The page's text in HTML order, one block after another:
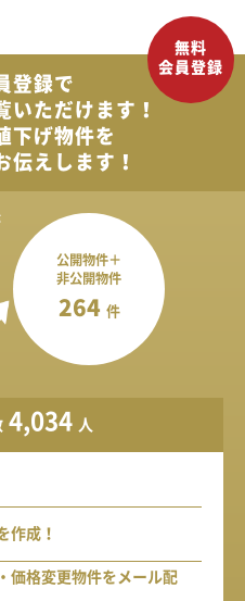
登録で
いただけます！
下げ物件を
伝えします！
公開物件＋
非公開物件
264 件
4,034 人
作成！
価格変更物件をメール配